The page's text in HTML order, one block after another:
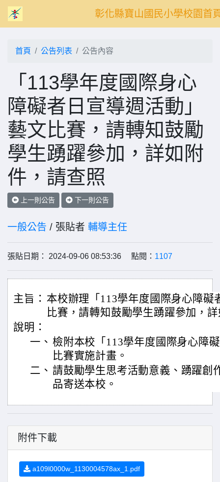
彰化縣寶山國民小學校園首
首頁 公告列表 公告內容
「113學年度國際身心
障礙者日宣導週活動」
藝文比賽，請轉知鼓勵
學生踴躍參加，詳如附
件，請查照
上一則公告 下一則公告
一般公告 / 張貼者 輔導主任
張貼日期： 2024-09-06 08:53:36 點閱： 1107
主旨： 本校辦理「113學年度國際身心障礙
比賽，請轉知鼓勵學生踴躍參加，
說明：
一、 檢附本校「113學年度國際身心障
比賽實施計畫。
二、 請鼓勵學生思考活動意義、踴躍創
品寄送本校。
附件下載
a109l0000w_1130004578ax_1.pdf